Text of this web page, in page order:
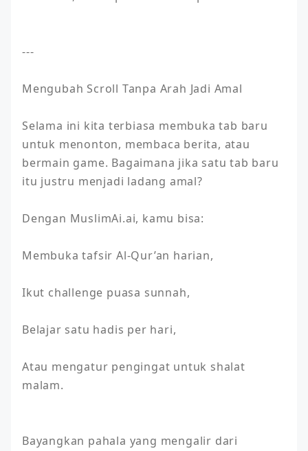
---
Mengubah Scroll Tanpa Arah Jadi Amal
Selama ini kita terbiasa membuka tab baru
untuk menonton, membaca berita, atau
bermain game. Bagaimana jika satu tab baru
itu justru menjadi ladang amal?
Dengan MuslimAi.ai, kamu bisa:
Membuka tafsir Al-Qur’an harian,
Ikut challenge puasa sunnah,
Belajar satu hadis per hari,
Atau mengatur pengingat untuk shalat
malam.
Bayangkan pahala yang mengalir dari